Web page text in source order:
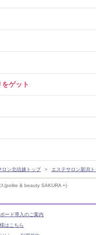
(polite & beauty SAKURA +)
ゲット
ロン北信越トップ エステサロン新潟ト
ード導入のご案内
はこちら